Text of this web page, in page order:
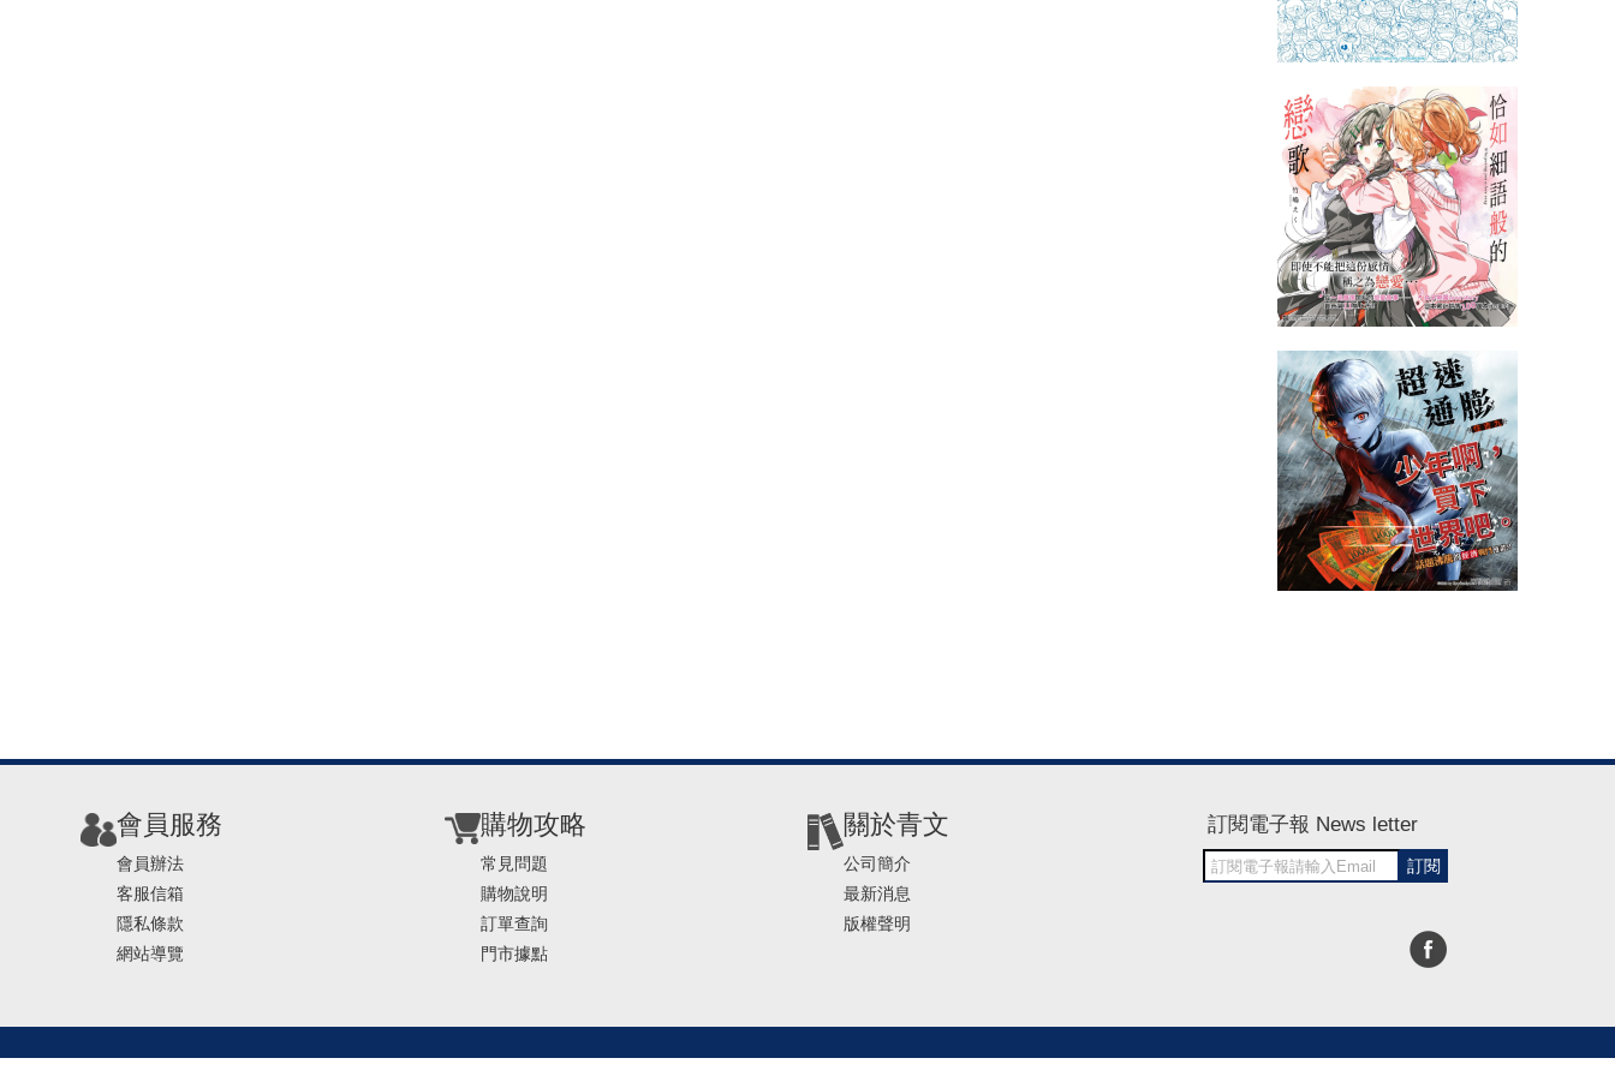
會員服務
會員辦法
客服信箱
隱私條款
網站導覽
購物攻略
常見問題
購物說明
訂單查詢
門市據點
關於青文
公司簡介
最新消息
版權聲明
訂閱電子報 News letter
訂閱